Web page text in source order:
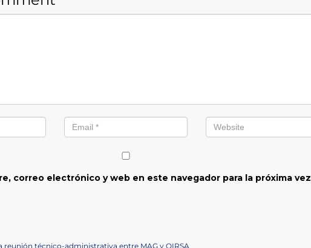
correo electrónico y web en este navegador para la próxima vez
reunión técnico-administrativa entre MAG y OIRSA